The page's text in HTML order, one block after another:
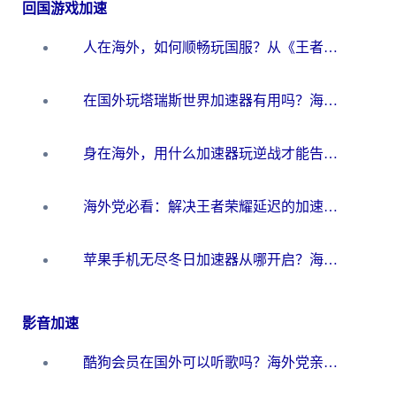
回国游戏加速
人在海外，如何顺畅玩国服？从《王者荣耀》到《云图计划》的加速器终极指南
在国外玩塔瑞斯世界加速器有用吗？海外玩家亲测后的真实答案
身在海外，用什么加速器玩逆战才能告别延迟？
海外党必看：解决王者荣耀延迟的加速器终极指南——从EVE到猫和老鼠，一个工具全搞定
苹果手机无尽冬日加速器从哪开启？海外玩家的冬日生存指南
影音加速
酷狗会员在国外可以听歌吗？海外党亲测有效：3步解决音乐权限难题